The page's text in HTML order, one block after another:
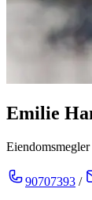
Emilie
Eiendomsmegler
90707393 /